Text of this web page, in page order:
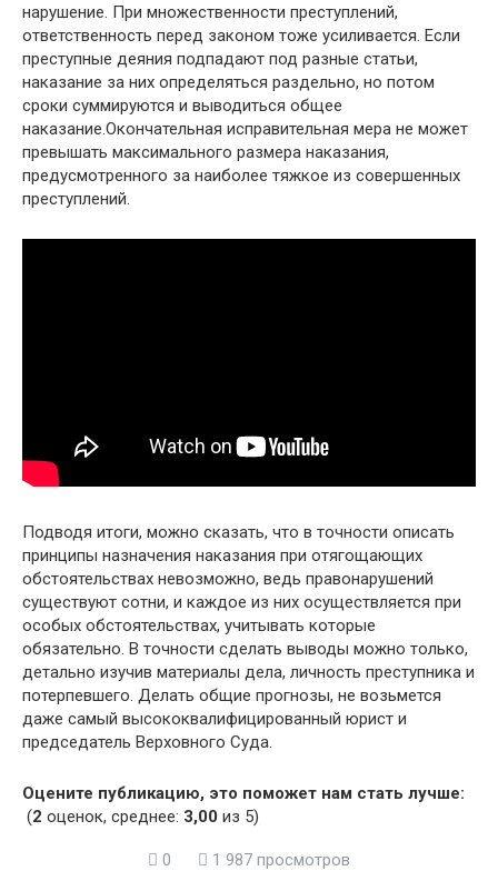
нарушение. При множественности преступлений,
ответственность перед законом тоже усиливается. Если
преступные деяния подпадают под разные статьи,
наказание за них определяться раздельно, но потом
сроки суммируются и выводиться общее
наказание.Окончательная исправительная мера не может
превышать максимального размера наказания,
предусмотренного за наиболее тяжкое из совершенных
преступлений.
Подводя итоги, можно сказать, что в точности описать
принципы назначения наказания при отягощающих
обстоятельствах невозможно, ведь правонарушений
существуют сотни, и каждое из них осуществляется при
особых обстоятельствах, учитывать которые
обязательно. В точности сделать выводы можно только,
детально изучив материалы дела, личность преступника и
потерпевшего. Делать общие прогнозы, не возьмется
даже самый высококвалифицированный юрист и
председатель Верховного Суда.
Оцените публикацию, это поможет нам стать лучше:
(2 оценок, среднее: 3,00 из 5)
0 1 987 просмотров